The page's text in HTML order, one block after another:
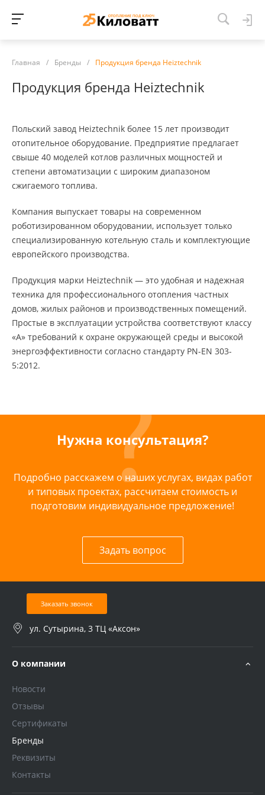
Главная / Бренды / Продукция бренда Heiztechnik
Продукция бренда Heiztechnik
Польский завод Heiztechnik более 15 лет производит
отопительное оборудование. Предприятие предлагает
свыше 40 моделей котлов различных мощностей и
степени автоматизации с широким диапазоном
сжигаемого топлива.
Компания выпускает товары на современном
роботизированном оборудовании, использует только
специализированную котельную сталь и комплектующие
европейского производства.
Продукция марки Heiztechnik — это удобная и надежная
техника для профессионального отопления частных
домов, жилых районов и производственных помещений.
Простые в эксплуатации устройства соответствуют классу
«А» требований к охране окружающей среды и высокой
энергоэффективности согласно стандарту PN-EN 303-
5:2012.
Нужна консультация?
Подробно расскажем о наших услугах, видах работ
и типовых проектах, рассчитаем стоимость и
подготовим индивидуальное предложение!
Задать вопрос
Заказать звонок
ул. Сутырина, 3 ТЦ «Аксон»
О компании
Новости
Отзывы
Сертификаты
Бренды
Реквизиты
Контакты